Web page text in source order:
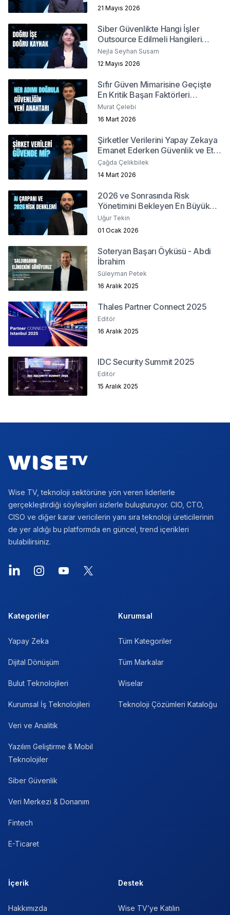
21 Mayıs 2026
Siber Güvenlikte Hangi İşler
Outsource Edilmeli Hangileri
İçeride Kalmalı?
Nejla Seyhan Susam
12 Mayıs 2026
Sıfır Güven Mimarisine Geçişte
En Kritik Başarı Faktörleri
Nelerdir?
Murat Çelebi
16 Mart 2026
Şirketler Verilerini Yapay Zekaya
Emanet Ederken Güvenlik ve Etik
Sınırlarını Nasıl Belirler?
Çağda Çelikbilek
14 Mart 2026
2026 ve Sonrasında Risk
Yönetimini Bekleyen En Büyük
Meydan Okuma Nedir?
Uğur Tekin
01 Ocak 2026
Soteryan Başarı Öyküsü - Abdi
İbrahim
Süleyman Petek
16 Aralık 2025
Thales Partner Connect 2025
Editör
16 Aralık 2025
IDC Security Summit 2025
Editör
15 Aralık 2025
Wise TV, teknoloji sektörüne yön veren liderlerle
gerçekleştirdiği söyleşileri sizlerle buluşturuyor. CIO, CTO,
CISO ve diğer karar vericilerin yanı sıra teknoloji üreticilerinin
de yer aldığı bu platformda en güncel, trend içerikleri
bulabilirsiniz.
Kategoriler
Yapay Zeka
Dijital Dönüşüm
Bulut Teknolojileri
Kurumsal İş Teknolojileri
Veri ve Analitik
Yazılım Geliştirme & Mobil
Teknolojiler
Siber Güvenlik
Veri Merkezi & Donanım
Fintech
E-Ticaret
Kurumsal
Tüm Kategoriler
Tüm Markalar
Wiselar
Teknoloji Çözümleri Kataloğu
İçerik
Hakkımızda
Destek
Wise TV’ye Katılın